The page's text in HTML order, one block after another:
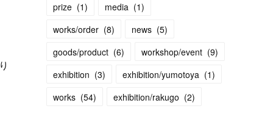
prize (1) media (1)
works/order (8) news (5)
goods/product (6) workshop/event (9)
exhibition (3) exhibition/yumotoya (1)
works (54) exhibition/rakugo (2)